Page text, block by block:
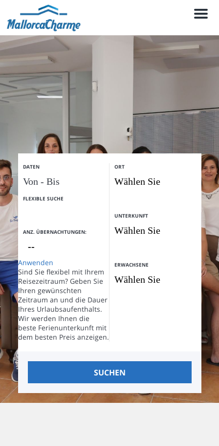
M
u
DATEN
FLEXIBLE SUCHE
ANZ. ÜBERNACHTUNGEN:
Anwenden
Sind Sie flexibel mit Ihrem
Reisezeitraum? Geben Sie
Ihren gewünschten
Zeitraum an und die Dauer
Ihres Urlaubsaufenthalts.
Wir werden Ihnen die
beste Ferienunterkunft mit
dem besten Preis anzeigen.
ORT
UNTERKUNFT
ERWACHSENE
SUCHEN